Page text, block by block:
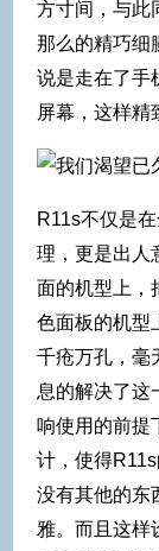
方寸间，与此
那么的精巧细
说是走在了手
屏幕，这样精
R11s不仅是
理，更是出人
面的机型上，
色面板的机型
千疮万孔，毫
息的解决了这
响使用的前提
计，使得
没有其他的东
雅。而且这样